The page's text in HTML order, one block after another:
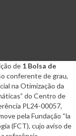
de 1 Bolsa de
conferente de grau,
na Otimização da
do Centro de
PL24-00057,
pela Fundação “la
(FCT), cujo aviso de